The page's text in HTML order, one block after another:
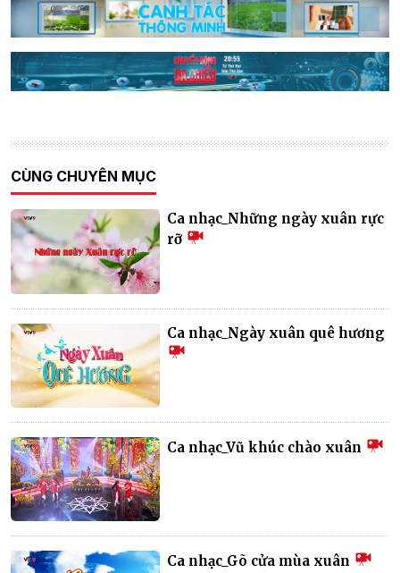
CÙNG CHUYÊN MỤC
Ca nhạc_Những ngày xuân rực
rỡ
Ca nhạc_Ngày xuân quê hương
Ca nhạc_Vũ khúc chào xuân
Ca nhạc_Gõ cửa mùa xuân